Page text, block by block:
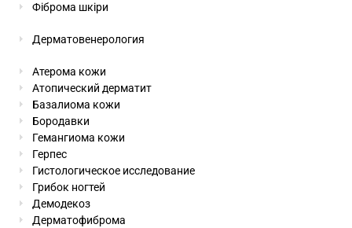
Фіброма шкіри
Дерматовенерология
Атерома кожи
Атопический дерматит
Базалиома кожи
Бородавки
Гемангиома кожи
Герпес
Гистологическое исследование
Грибок ногтей
Демодекоз
Дерматофиброма